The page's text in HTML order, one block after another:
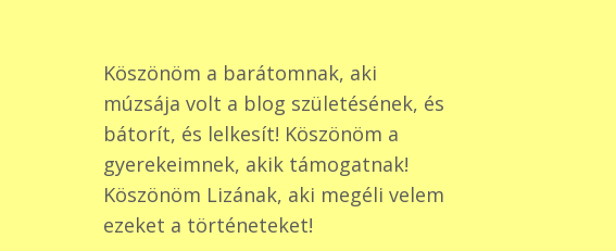
Köszönöm a barátomnak, aki
múzsája volt a blog születésének, és
bátorít, és lelkesít! Köszönöm a
gyerekeimnek, akik támogatnak!
Köszönöm Lizának, aki megéli velem
ezeket a történeteket!